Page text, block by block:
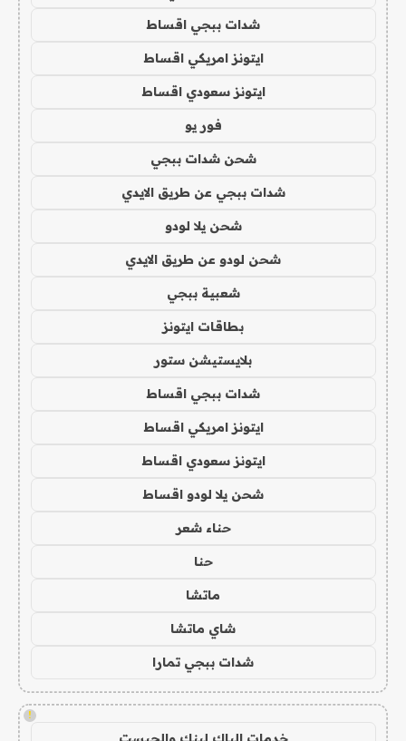
شدات ببجي اقساط
ايتونز امريكي اقساط
ايتونز سعودي اقساط
فور يو
شحن شدات ببجي
شدات ببجي عن طريق الايدي
شحن يلا لودو
شحن لودو عن طريق الايدي
شعبية ببجي
بطاقات ايتونز
بلايستيشن ستور
شدات ببجي اقساط
ايتونز امريكي اقساط
ايتونز سعودي اقساط
شحن يلا لودو اقساط
حناء شعر
حنا
ماتشا
شاي ماتشا
شدات ببجي تمارا
!